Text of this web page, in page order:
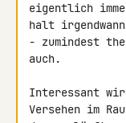
eigentlich
halt
- zumindest
auch.
Interessant
Versehen im